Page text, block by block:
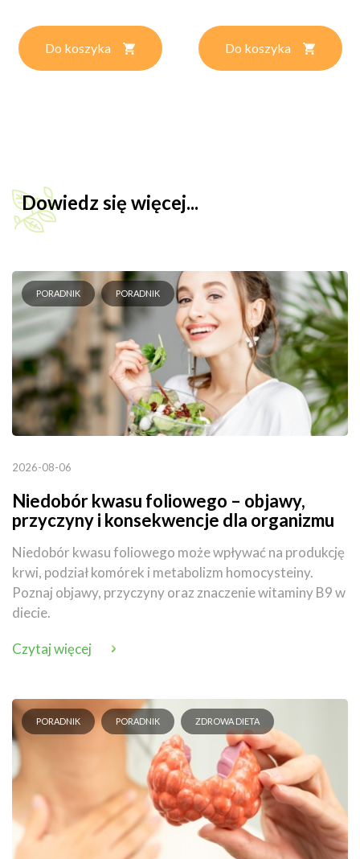
Do koszyka Do koszyka
Dowiedz się więcej...
PORADNIK PORADNIK
2026-08-06
Niedobór kwasu foliowego – objawy,
przyczyny i konsekwencje dla organizmu
Niedobór kwasu foliowego może wpływać na produkcję
krwi, podział komórek i metabolizm homocysteiny.
Poznaj objawy, przyczyny oraz znaczenie witaminy B9 w
diecie.
Czytaj więcej
PORADNIK PORADNIK ZDROWA DIETA